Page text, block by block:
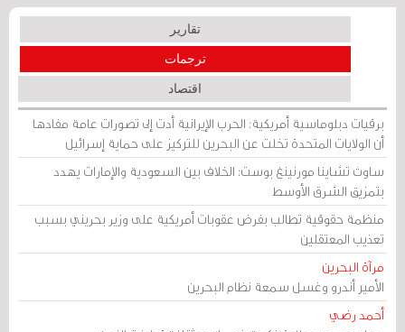
تقارير
ترجمات
اقتصاد
برقيات دبلوماسية أمريكية: الحرب الإيرانية أدت إلى تصورات عامة مفادها
أن الولايات المتحدة تخلت عن البحرين للتركيز على حماية إسرائيل
ساوث تشاينا مورنينغ بوست: الخلاف بين السعودية والإمارات يهدد
بتمزيق الشرق الأوسط
منظمة حقوقية تطالب بفرض عقوبات أمريكية على وزير بحريني بسبب
تعذيب المعتقلين
مرآة البحرين
الأمير أندرو وغسل سمعة نظام البحرين
أحمد رضي